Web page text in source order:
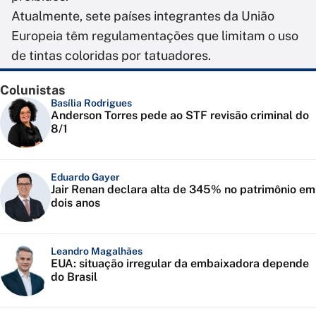
Atualmente, sete países integrantes da União
Europeia têm regulamentações que limitam o uso
de tintas coloridas por tatuadores.
Colunistas
Basília Rodrigues
Anderson Torres pede ao STF revisão criminal do
8/1
Eduardo Gayer
Jair Renan declara alta de 345% no patrimônio em
dois anos
Leandro Magalhães
EUA: situação irregular da embaixadora depende
do Brasil